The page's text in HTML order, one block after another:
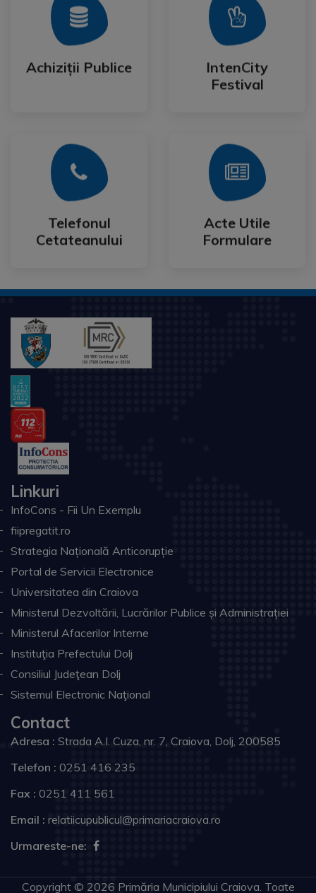
Achiziții Publice
Achiziții Publice
Mai Mult
IntenCity
Festival
IntenCity
Festival
Mai Mult
Telefonul
Cetateanului
Telefonul
Cetateanului
Mai Mult
Acte Utile
Formulare
Acte Utile
Formulare
Mai Mult
Linkuri
InfoCons - Fii Un Exemplu
fiipregatit.ro
Strategia Națională Anticorupție
Portal de Servicii Electronice
Universitatea din Craiova
Ministerul Dezvoltării, Lucrărilor Publice și Administrației
Ministerul Afacerilor Interne
Instituţia Prefectului Dolj
Consiliul Judeţean Dolj
Sistemul Electronic Naţional
Contact
Adresa : Strada A.I. Cuza, nr. 7, Craiova, Dolj, 200585
Telefon : 0251 416 235
Fax : 0251 411 561
Email : relatiicupublicul@primariacraiova.ro
Urmareste-ne:
Copyright © 2026 Primăria Municipiului Craiova. Toate